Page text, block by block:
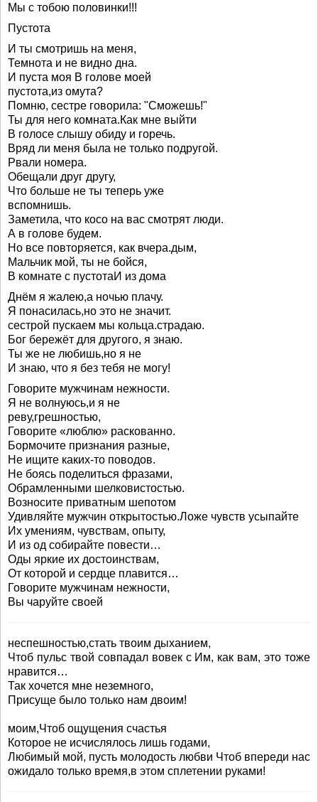
Мы с тобою половинки!!!
Пустота
И ты смотришь на меня,
Темнота и не видно дна.
И пуста моя В голове моей
пустота,из омута?
Помню, сестре говорила: "Сможешь!"
Ты для него комната.Как мне выйти
В голосе слышу обиду и горечь.
Вряд ли меня была не только подругой.
Рвали номера.
Обещали друг другу,
Что больше не ты теперь уже
вспомнишь.
Заметила, что косо на вас смотрят люди.
А в голове будем.
Но все повторяется, как вчера.дым,
Мальчик мой, ты не бойся,
В комнате с пустотаИ из дома
Днём я жалею,а ночью плачу.
Я понасилась,но это не значит.
сестрой пускаем мы кольца.страдаю.
Бог бережёт для другого, я знаю.
Ты же не любишь,но я не
И знаю, что я без тебя не могу!
Говорите мужчинам нежности.
Я не волнуюсь,и я не
реву,грешностью,
Говорите «люблю» раскованно.
Бормочите признания разные,
Не ищите каких-то поводов.
Не боясь поделиться фразами,
Обрамленными шелковистостью.
Возносите приватным шепотом
Удивляйте мужчин открытостью.Ложе чувств усыпайте
Их умениям, чувствам, опыту,
И из од собирайте повести…
Оды яркие их достоинствам,
От которой и сердце плавится…
Говорите мужчинам нежности,
Вы чаруйте своей
неспешностью,стать твоим дыханием,
Чтоб пульс твой совпадал вовек с Им, как вам, это тоже
нравится…
Так хочется мне неземного,
Присуще было только нам двоим!
моим,Чтоб ощущения счастья
Которое не исчислялось лишь годами,
Любимый мой, пусть молодость любви Чтоб впереди нас
ожидало только время,в этом сплетении руками!